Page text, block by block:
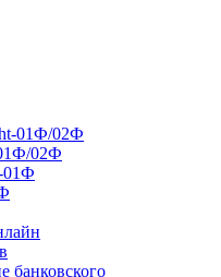
01Ф/02Ф
02Ф
банковского